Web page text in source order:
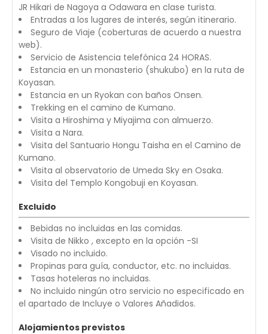
JR Hikari de Nagoya a Odawara en clase turista.
Entradas a los lugares de interés, según itinerario.
Seguro de Viaje (coberturas de acuerdo a nuestra
web).
Servicio de Asistencia telefónica 24 HORAS.
Estancia en un monasterio (shukubo) en la ruta de
Koyasan.
Estancia en un Ryokan con baños Onsen.
Trekking en el camino de Kumano.
Visita a Hiroshima y Miyajima con almuerzo.
Visita a Nara.
Visita del Santuario Hongu Taisha en el Camino de
Kumano.
Visita al observatorio de Umeda Sky en Osaka.
Visita del Templo Kongobuji en Koyasan.
Excluido
Bebidas no incluidas en las comidas.
Visita de Nikko , excepto en la opción -SI
Visado no incluido.
Propinas para guía, conductor, etc. no incluidas.
Tasas hoteleras no incluidas.
No incluido ningún otro servicio no especificado en
el apartado de Incluye o Valores Añadidos.
Alojamientos previstos